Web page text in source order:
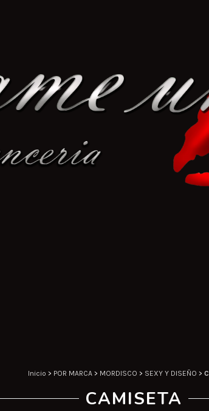
Inicio > POR MARCA > MORDISCO > SEXY Y DISEÑO >
CAMISETA